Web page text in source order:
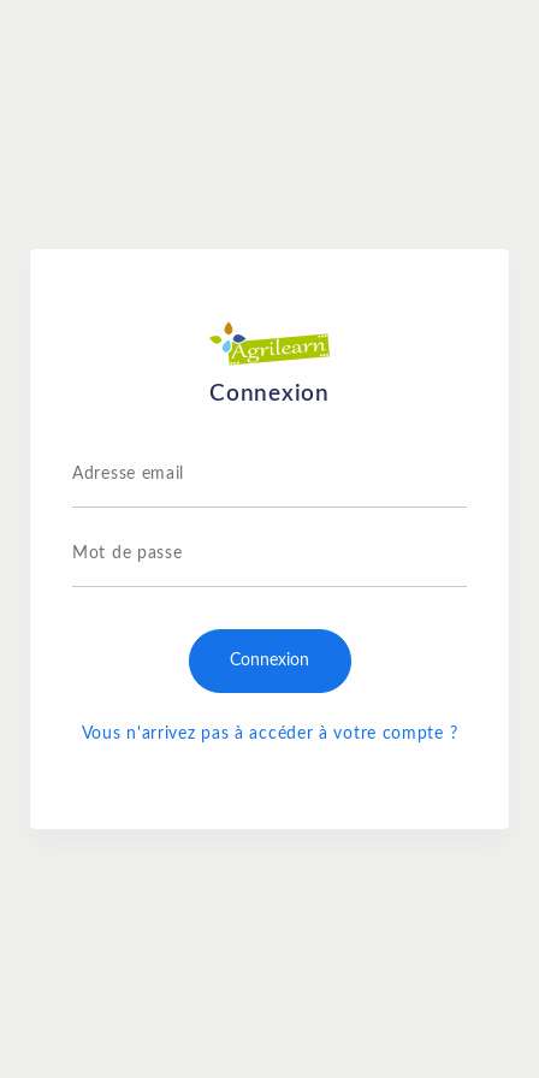
Connexion
Adresse email
Mot de passe
Connexion
Vous n'arrivez pas à accéder à votre compte ?